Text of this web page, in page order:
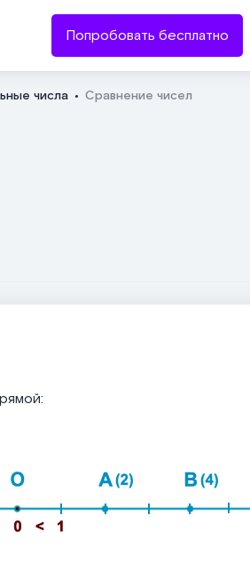
Попробовать бесплатно
числа Сравнение чисел